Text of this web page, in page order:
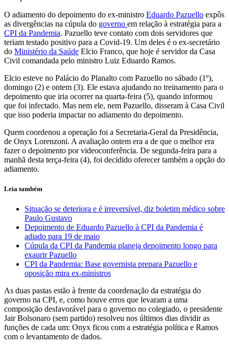
O adiamento do depoimento do ex-ministro Eduardo Pazuello expôs
as divergências na cúpula do governo em relação à estratégia para a
CPI da Pandemia. Pazuello teve contato com dois servidores que
teriam testado positivo para a Covid-19. Um deles é o ex-secretário
do Ministério da Saúde Elcio Franco, que hoje é servidor da Casa
Civil comandada pelo ministro Luiz Eduardo Ramos.
Elcio esteve no Palácio do Planalto com Pazuello no sábado (1º),
domingo (2) e ontem (3). Ele estava ajudando no treinamento para o
depoimento que iria ocorrer na quarta-feira (5), quando informou
que foi infectado. Mas nem ele, nem Pazuello, disseram à Casa Civil
que isso poderia impactar no adiamento do depoimento.
Quem coordenou a operação foi a Secretaria-Geral da Presidência,
de Onyx Lorenzoni. A avaliação ontem era a de que o melhor era
fazer o depoimento por videoconferência. De segunda-feira para a
manhã desta terça-feira (4), foi decidido oferecer também a opção do
adiamento.
Leia também
Situação se deteriora e é irreversível, diz boletim médico sobre
Paulo Gustavo
Depoimento de Eduardo Pazuello à CPI da Pandemia é
adiado para 19 de maio
Cúpula da CPI da Pandemia planeja depoimento longo para
exaurir Pazuello
CPI da Pandemia: Base governista prepara Pazuello e
oposição mira ex-ministros
As duas pastas estão à frente da coordenação da estratégia do
governo na CPI, e, como houve erros que levaram a uma
composição desfavorável para o governo no colegiado, o presidente
Jair Bolsonaro (sem partido) resolveu nos últimos dias dividir as
funções de cada um: Onyx ficou com a estratégia política e Ramos
com o levantamento de dados.